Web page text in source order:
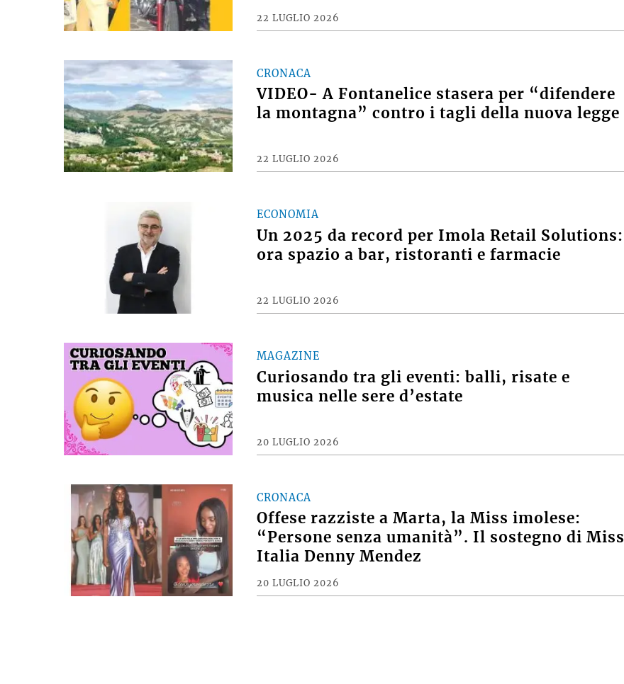
22 LUGLIO 2026
CRONACA
VIDEO- A Fontanelice stasera per “difendere
la montagna” contro i tagli della nuova legge
22 LUGLIO 2026
ECONOMIA
Un 2025 da record per Imola Retail Solutions:
ora spazio a bar, ristoranti e farmacie
22 LUGLIO 2026
MAGAZINE
Curiosando tra gli eventi: balli, risate e
musica nelle sere d’estate
20 LUGLIO 2026
CRONACA
Offese razziste a Marta, la Miss imolese:
“Persone senza umanità”. Il sostegno di Miss
Italia Denny Mendez
20 LUGLIO 2026